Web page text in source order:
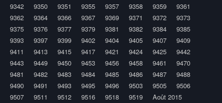
9342
9350 9351 9355 9357 9358 9359
9361
9362
9364 9366 9367 9369 9371 9372
9373
9375
9376 9377 9379 9381 9382 9384
9385
9393
9397 9399 9402 9404 9405 9407
9409
9411
9413 9415 9417 9421 9424 9425
9442
9443
9449 9450 9453 9456 9458 9461
9470
9481
9482 9483 9484 9485 9486 9487
9488
9490
9491 9493 9495 9496 9503 9505
9506
9507
9511 9512 9516 9518 9519
Août 2015